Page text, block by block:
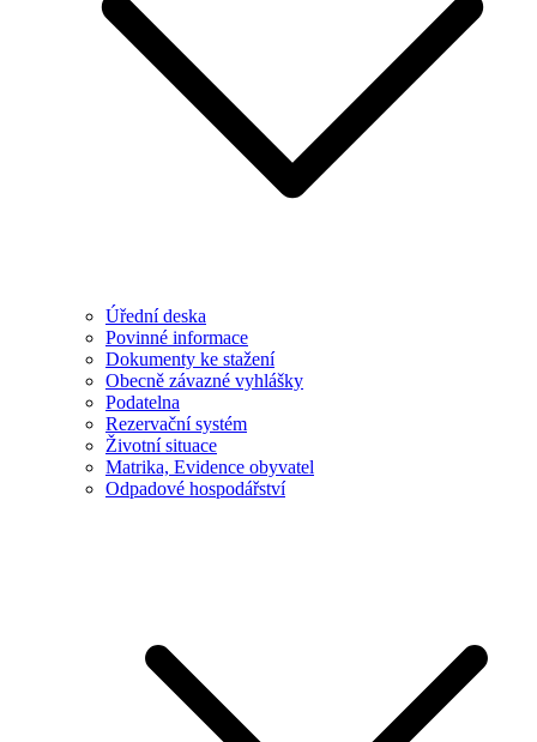
Úřední deska
Povinné informace
Dokumenty ke stažení
Obecně závazné vyhlášky
Podatelna
Rezervační systém
Životní situace
Matrika, Evidence obyvatel
Odpadové hospodářství